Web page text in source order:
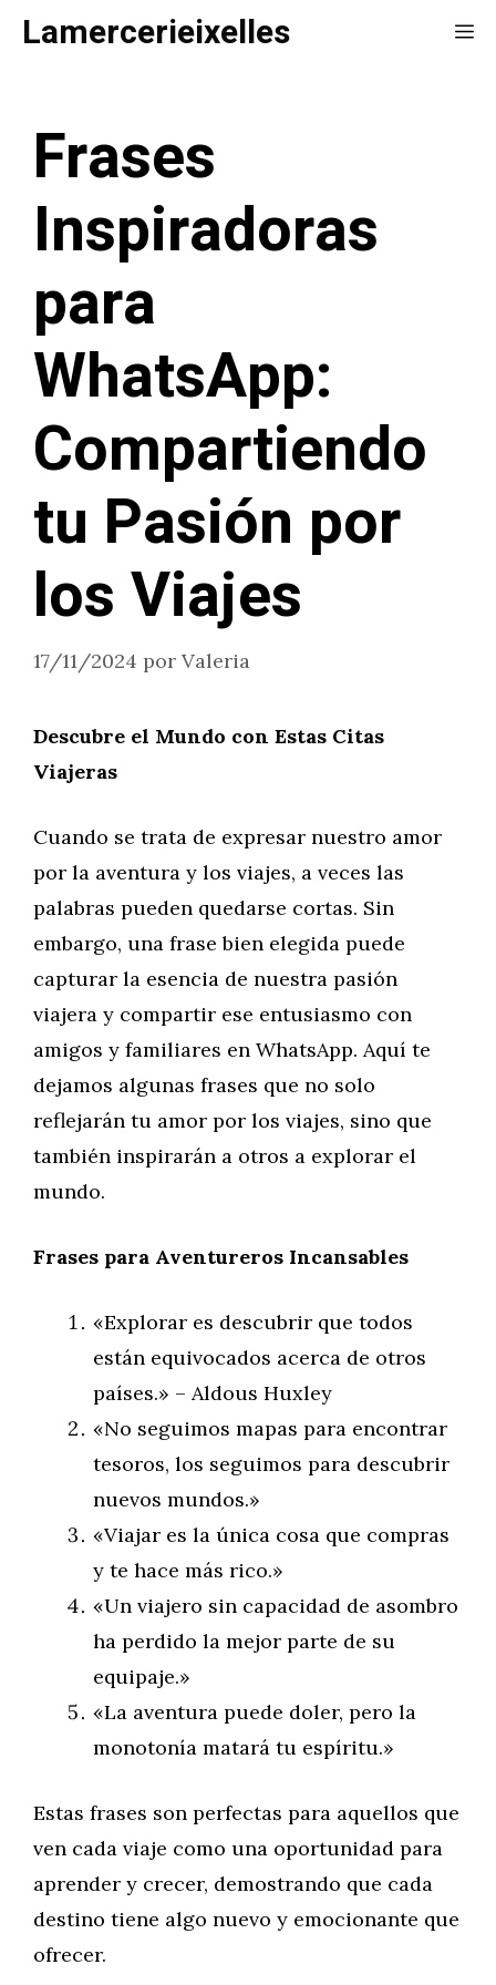
SaltarLamercerieixelles
Frases
Inspiradoras
para
WhatsApp:
Compartiendo
tu Pasión por
los Viajes
17/11/2024 por Valeria
Descubre el Mundo con Estas Citas
Viajeras
Cuando se trata de expresar nuestro amor
por la aventura y los viajes, a veces las
palabras pueden quedarse cortas. Sin
embargo, una frase bien elegida puede
capturar la esencia de nuestra pasión
viajera y compartir ese entusiasmo con
amigos y familiares en WhatsApp. Aquí te
dejamos algunas frases que no solo
reflejarán tu amor por los viajes, sino que
también inspirarán a otros a explorar el
mundo.
Frases para Aventureros Incansables
«Explorar es descubrir que todos
están equivocados acerca de otros
países.» – Aldous Huxley
«No seguimos mapas para encontrar
tesoros, los seguimos para descubrir
nuevos mundos.»
«Viajar es la única cosa que compras
y te hace más rico.»
«Un viajero sin capacidad de asombro
ha perdido la mejor parte de su
equipaje.»
«La aventura puede doler, pero la
monotonía matará tu espíritu.»
Estas frases son perfectas para aquellos que
ven cada viaje como una oportunidad para
aprender y crecer, demostrando que cada
destino tiene algo nuevo y emocionante que
ofrecer.